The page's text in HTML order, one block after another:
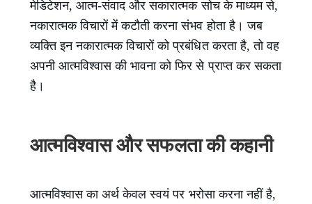
मेडिटेशन, आत्म-संवाद और सकारात्मक सोच के माध्यम से,
नकारात्मक विचारों में कटौती करना संभव होता है। जब
व्यक्ति इन नकारात्मक विचारों को प्रबंधित करता है, तो वह
अपनी आत्मविश्वास की भावना को फिर से प्राप्त कर सकता
है।
आत्मविश्वास और सफलता की कहानी
आत्मविश्वास का अर्थ केवल स्वयं पर भरोसा करना नहीं है,